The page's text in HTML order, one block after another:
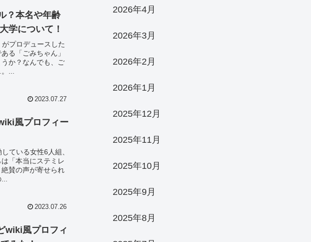
？本名や年齢
学について！
プロデュースした
る「ごみちゃん」
か？なんでも、ご
...
2023.07.27
風プロフィー
ている女性6人組、
「本当にステミレ
賛の声が寄せられ
2023.07.26
wiki風プロフィ
2026年4月
2026年3月
2026年2月
2026年1月
2025年12月
2025年11月
2025年10月
2025年9月
2025年8月